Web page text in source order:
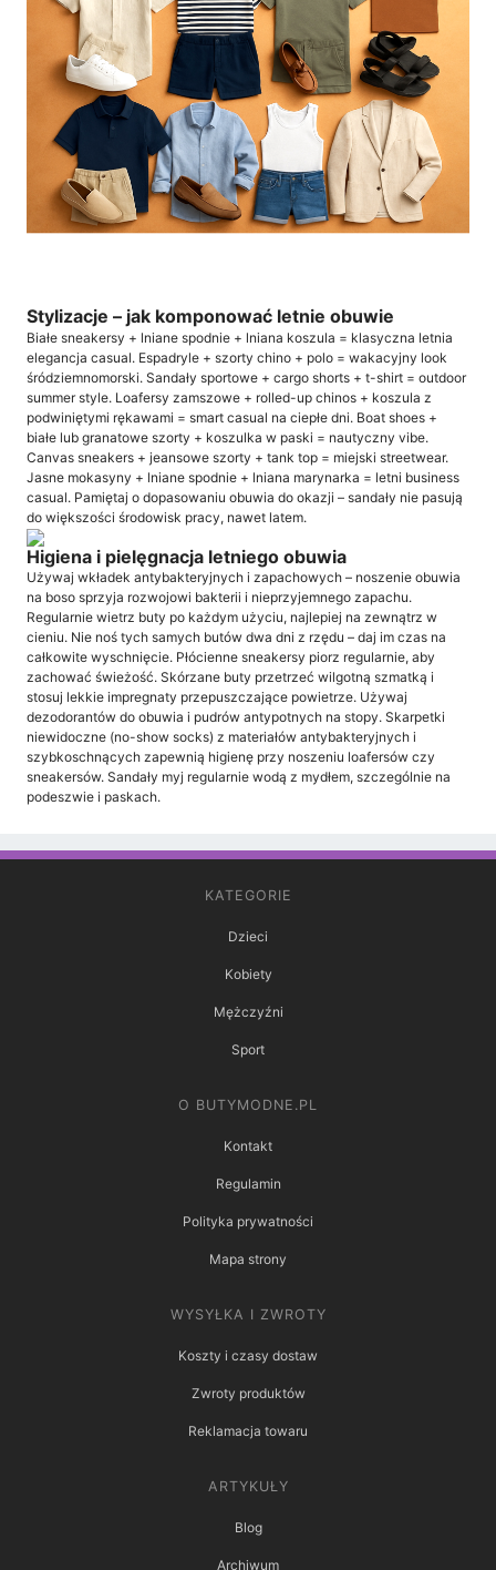
Stylizacje – jak komponować letnie obuwie
Białe sneakersy + lniane spodnie + lniana koszula = klasyczna letnia
elegancja casual. Espadryle + szorty chino + polo = wakacyjny look
śródziemnomorski. Sandały sportowe + cargo shorts + t-shirt = outdoor
summer style. Loafersy zamszowe + rolled-up chinos + koszula z
podwiniętymi rękawami = smart casual na ciepłe dni. Boat shoes +
białe lub granatowe szorty + koszulka w paski = nautyczny vibe.
Canvas sneakers + jeansowe szorty + tank top = miejski streetwear.
Jasne mokasyny + lniane spodnie + lniana marynarka = letni business
casual. Pamiętaj o dopasowaniu obuwia do okazji – sandały nie pasują
do większości środowisk pracy, nawet latem.
Higiena i pielęgnacja letniego obuwia
Używaj wkładek antybakteryjnych i zapachowych – noszenie obuwia
na boso sprzyja rozwojowi bakterii i nieprzyjemnego zapachu.
Regularnie wietrz buty po każdym użyciu, najlepiej na zewnątrz w
cieniu. Nie noś tych samych butów dwa dni z rzędu – daj im czas na
całkowite wyschnięcie. Płócienne sneakersy piorz regularnie, aby
zachować świeżość. Skórzane buty przetrzeć wilgotną szmatką i
stosuj lekkie impregnaty przepuszczające powietrze. Używaj
dezodorantów do obuwia i pudrów antypotnych na stopy. Skarpetki
niewidoczne (no-show socks) z materiałów antybakteryjnych i
szybkoschnących zapewnią higienę przy noszeniu loafersów czy
sneakersów. Sandały myj regularnie wodą z mydłem, szczególnie na
podeszwie i paskach.
KATEGORIE
Dzieci
Kobiety
Mężczyźni
Sport
O BUTYMODNE.PL
Kontakt
Regulamin
Polityka prywatności
Mapa strony
WYSYŁKA I ZWROTY
Koszty i czasy dostaw
Zwroty produktów
Reklamacja towaru
ARTYKUŁY
Blog
Archiwum